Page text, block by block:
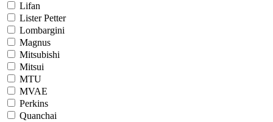
Lifan
Lister Petter
Lombargini
Magnus
Mitsubishi
Mitsui
MTU
MVAE
Perkins
Quanchai